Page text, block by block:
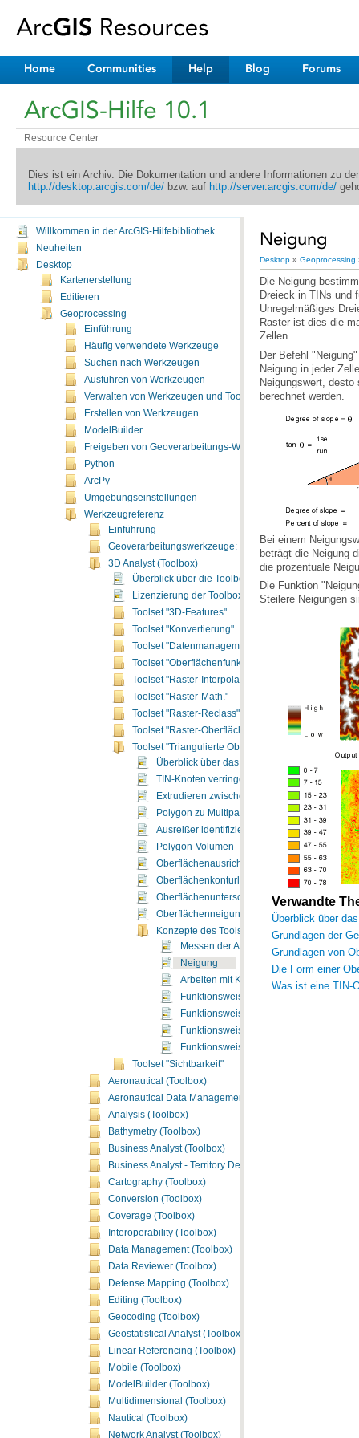
Home Communities Help Blog Forums
ArcGIS-Hilfe 10.1
Resource Center
Dies ist ein Archiv. Die Dokumentation und andere Informationen zu
http://desktop.arcgis.com/de/bzw. auf http://server.arcgis.com/de/
Willkommen in der ArcGIS-Hilfebibliothek
Neuheiten
Desktop
Kartenerstellung
Editieren
Geoprocessing
Einführung
Häufig verwendete Werkzeuge
Suchen nach Werkzeugen
Ausführen von Werkzeugen
Verwalten von Werkzeugen und Toolboxes
Erstellen von Werkzeugen
ModelBuilder
Freigeben von Geoverarbeitungs-Workflows
Python
ArcPy
Umgebungseinstellungen
Werkzeugreferenz
Einführung
Geoverarbeitungswerkzeuge: ergänzende Themen
3D Analyst (Toolbox)
Überblick über die Toolbox "3D Analyst"
Lizenzierung der Toolbox "3D Analyst"
Toolset "3D-Features"
Toolset "Konvertierung"
Toolset "Datenmanagement"
Toolset "Oberflächenfunktionen"
Toolset "Raster-Interpolation"
Toolset "Raster-Math."
Toolset "Raster-Reclass"
Toolset "Raster-Oberfläche"
Toolset "Triangulierte Oberfläche"
Überblick über das Toolset "Triangulierte
TIN-Knoten verringern
Extrudieren zwischen
Polygon zu Multipatch interpolieren
Ausreißer identifizieren
Polygon-Volumen
Oberflächenausrichtung
Oberflächenkonturlinie
Oberflächenunterschied
Oberflächenneigung
Konzepte des Toolsets "Triangulierte
Messen der Ausrichtung
Neigung
Arbeiten mit Konturlinien
Funktionsweise des Werkzeugs
Funktionsweise des Werkzeugs
Funktionsweise des Werkzeugs
Funktionsweise der Oberflächenneigung
Toolset "Sichtbarkeit"
Aeronautical (Toolbox)
Aeronautical Data Management (Toolbox)
Analysis (Toolbox)
Bathymetry (Toolbox)
Business Analyst (Toolbox)
Business Analyst - Territory Design (Toolbox)
Cartography (Toolbox)
Conversion (Toolbox)
Coverage (Toolbox)
Interoperability (Toolbox)
Data Management (Toolbox)
Data Reviewer (Toolbox)
Defense Mapping (Toolbox)
Editing (Toolbox)
Geocoding (Toolbox)
Geostatistical Analyst (Toolbox)
Linear Referencing (Toolbox)
Mobile (Toolbox)
ModelBuilder (Toolbox)
Multidimensional (Toolbox)
Nautical (Toolbox)
Network Analyst (Toolbox)
Neigung
Desktop » Geoprocessing
Dreieck in TINs und
Zellen.
berechnet werden.
die prozentuale
Steilere Neigungen
Verwandte
Überblick über
Grundlagen der
Grundlagen von
Die Form einer
Was ist eine TIN-